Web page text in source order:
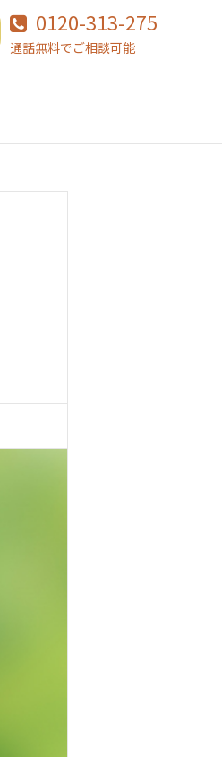
0120-313-275
通話無料でご相談可能